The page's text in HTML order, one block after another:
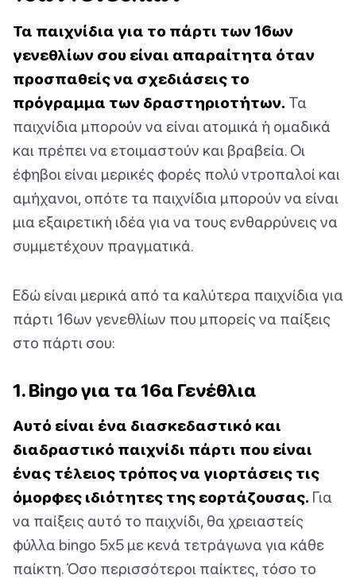
Τα παιχνίδια για το πάρτι των 16ων
γενεθλίων σου είναι απαραίτητα όταν
προσπαθείς να σχεδιάσεις το
πρόγραμμα των δραστηριοτήτων. Τα
παιχνίδια μπορούν να είναι ατομικά ή ομαδικά
και πρέπει να ετοιμαστούν και βραβεία. Οι
έφηβοι είναι μερικές φορές πολύ ντροπαλοί και
αμήχανοι, οπότε τα παιχνίδια μπορούν να είναι
μια εξαιρετική ιδέα για να τους ενθαρρύνεις να
συμμετέχουν πραγματικά.
Εδώ είναι μερικά από τα καλύτερα παιχνίδια για
πάρτι 16ων γενεθλίων που μπορείς να παίξεις
στο πάρτι σου:
1. Bingo για τα 16α Γενέθλια
Αυτό είναι ένα διασκεδαστικό και
διαδραστικό παιχνίδι πάρτι που είναι
ένας τέλειος τρόπος να γιορτάσεις τις
όμορφες ιδιότητες της εορτάζουσας. Για
να παίξεις αυτό το παιχνίδι, θα χρειαστείς
φύλλα bingo 5x5 με κενά τετράγωνα για κάθε
παίκτη. Όσο περισσότεροι παίκτες, τόσο το